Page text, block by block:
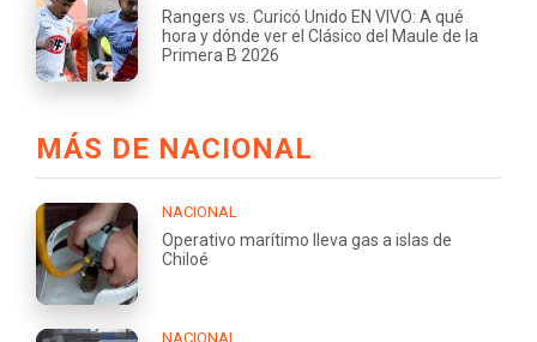
Rangers vs. Curicó Unido EN VIVO: A qué
hora y dónde ver el Clásico del Maule de la
Primera B 2026
MÁS DE NACIONAL
NACIONAL
Operativo marítimo lleva gas a islas de
Chiloé
NACIONAL